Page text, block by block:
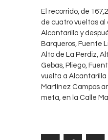
El recorrido, de
de cuatro vueltas al
Alcantarilla y
Barqueros, Fuente
Alto de La Perdiz,
Gebas, Pliego,
vuelta a Alcantarilla
Martínez Campos
meta, en la Calle